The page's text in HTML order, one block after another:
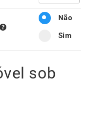
Não
Sim
sob